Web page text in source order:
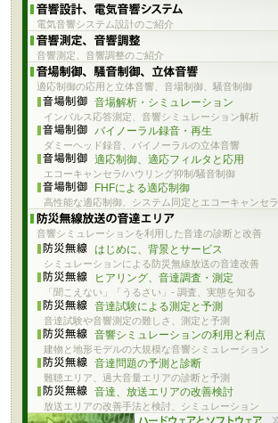
電気音響システム設計のご紹介
音響測定、音響調整のご紹介
適応制御の応用と立体音響、音場制御、騒音制御
音場解析・シミュレーション
インパルス応答測定、音響シミュレーション解析
バイノーラル録音・再生
ダミーヘッド録音、バイノーラルの立体音響
適応制御、適応フィルタと応用
エコーキャンセラ/ハウリング抑制/騒音制御
FHFによる適応制御
高性能な適応制御、システム同定とエコーキャンセラ
音響シミュレーションを利用した音達の診断と改善
はじめに、背景とサービス
シミュレーションによる防災無線放送の音達改善
ヒアリング、音達調査・測定
「聞こえない」「うるさい」- 調査、実態を知る
音達試験による測定と予測
音達試験や音響測定の難しさ、測定と予測
音響シミュレーションの利用と利点
建物と地形モデルの大規模な音響シミュレーション
音達問題の予測と診断
難聴エリア、過大音量エリアの診断と予測
音達、放送エリアの改善検討
放送エリアの改善手法と検討、シミュレーション